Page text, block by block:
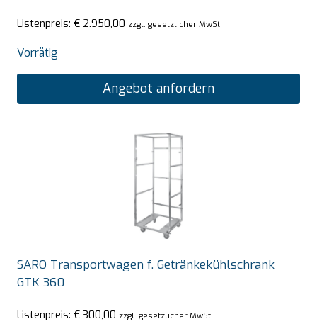
Listenpreis: € 2.950,00 zzgl. gesetzlicher MwSt.
Vorrätig
Angebot anfordern
SARO Transportwagen f. Getränkekühlschrank
GTK 360
Listenpreis: € 300,00 zzgl. gesetzlicher MwSt.